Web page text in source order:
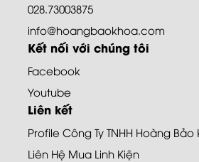
028.73003875
info@hoangbaokhoa.com
Kết nối với chúng tôi
Facebook
Youtube
Liên kết
Profile Công Ty TNHH Hoàng Bảo
Liên Hệ Mua Linh Kiện